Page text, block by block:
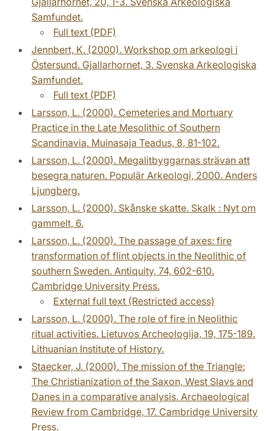
Samfundet.
Full text (PDF)
Jennbert, K. (2000). Workshop om arkeologi i
Östersund. Gjallarhornet, 3. Svenska Arkeologiska
Samfundet.
Full text (PDF)
Larsson, L. (2000). Cemeteries and Mortuary
Practice in the Late Mesolithic of Southern
Scandinavia. Muinasaja Teadus, 8, 81-102.
Larsson, L. (2000). Megalitbyggarnas strävan att
besegra naturen. Populär Arkeologi, 2000. Anders
Ljungberg.
Larsson, L. (2000). Skånske skatte. Skalk : Nyt om
gammelt, 6.
Larsson, L. (2000). The passage of axes: fire
transformation of flint objects in the Neolithic of
southern Sweden. Antiquity, 74, 602-610.
Cambridge University Press.
External full text (Restricted access)
Larsson, L. (2000). The role of fire in Neolithic
ritual activities. Lietuvos Archeologija, 19, 175-189.
Lithuanian Institute of History.
Staecker, J. (2000). The mission of the Triangle:
The Christianization of the Saxon, West Slavs and
Danes in a comparative analysis. Archaeological
Review from Cambridge, 17. Cambridge University
Press.